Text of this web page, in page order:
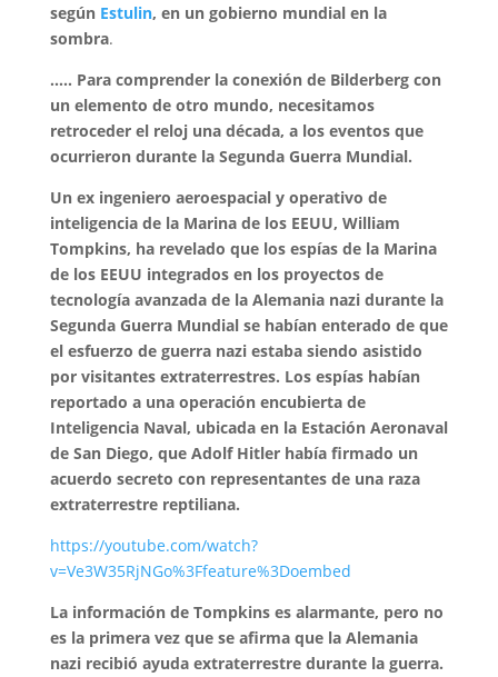
según Estulin, en un gobierno mundial en la
sombra.
….. Para comprender la conexión de Bilderberg con
un elemento de otro mundo, necesitamos
retroceder el reloj una década, a los eventos que
ocurrieron durante la Segunda Guerra Mundial.
Un ex ingeniero aeroespacial y operativo de
inteligencia de la Marina de los EEUU, William
Tompkins, ha revelado que los espías de la Marina
de los EEUU integrados en los proyectos de
tecnología avanzada de la Alemania nazi durante la
Segunda Guerra Mundial se habían enterado de que
el esfuerzo de guerra nazi estaba siendo asistido
por visitantes extraterrestres. Los espías habían
reportado a una operación encubierta de
Inteligencia Naval, ubicada en la Estación Aeronaval
de San Diego, que Adolf Hitler había firmado un
acuerdo secreto con representantes de una raza
extraterrestre reptiliana.
https://youtube.com/watch?
v=Ve3W35RjNGo%3Ffeature%3Doembed
La información de Tompkins es alarmante, pero no
es la primera vez que se afirma que la Alemania
nazi recibió ayuda extraterrestre durante la guerra.